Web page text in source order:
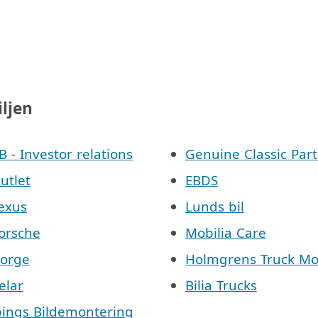
- Investor relations
Bildemontering
Genuine Classic
EBDS
Lunds bil
Mobilia Care
Holmgrens Truck
Bilia Trucks